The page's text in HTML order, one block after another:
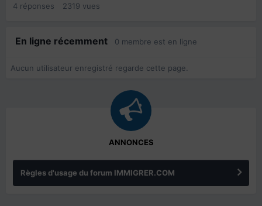
4 réponses 2319 vues
En ligne récemment 0 membre est en ligne
Aucun utilisateur enregistré regarde cette page.
ANNONCES
Règles d'usage du forum IMMIGRER.COM